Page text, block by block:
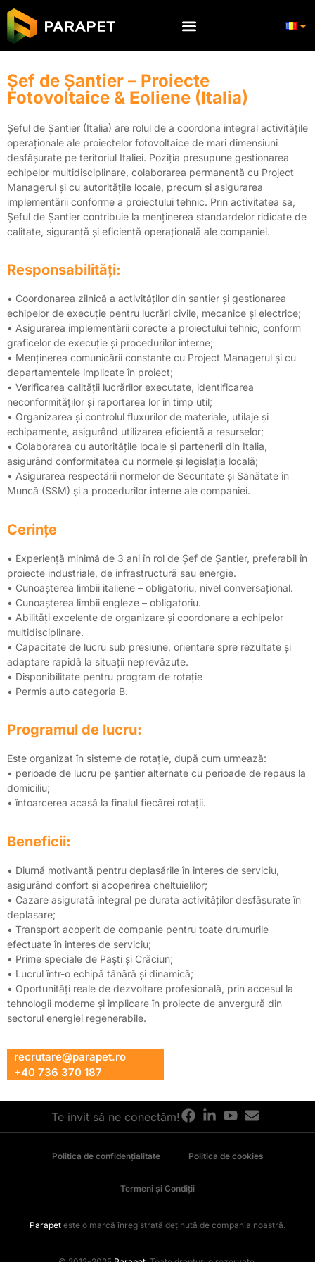
Șef de Șantier – Proiecte
Fotovoltaice & Eoliene (Italia)
Șeful de Șantier (Italia) are rolul de a coordona integral activitățile
operaționale ale proiectelor fotovoltaice de mari dimensiuni
desfășurate pe teritoriul Italiei. Poziția presupune gestionarea
echipelor multidisciplinare, colaborarea permanentă cu Project
Managerul și cu autoritățile locale, precum și asigurarea
implementării conforme a proiectului tehnic. Prin activitatea sa,
Șeful de Șantier contribuie la menținerea standardelor ridicate de
calitate, siguranță și eficiență operațională ale companiei.
Responsabilități:
• Coordonarea zilnică a activităților din șantier și gestionarea
echipelor de execuție pentru lucrări civile, mecanice și electrice;
• Asigurarea implementării corecte a proiectului tehnic, conform
graficelor de execuție și procedurilor interne;
• Menținerea comunicării constante cu Project Managerul și cu
departamentele implicate în proiect;
• Verificarea calității lucrărilor executate, identificarea
neconformităților și raportarea lor în timp util;
• Organizarea și controlul fluxurilor de materiale, utilaje și
echipamente, asigurând utilizarea eficientă a resurselor;
• Colaborarea cu autoritățile locale și partenerii din Italia,
asigurând conformitatea cu normele și legislația locală;
• Asigurarea respectării normelor de Securitate și Sănătate în
Muncă (SSM) și a procedurilor interne ale companiei.
Cerințe
• Experiență minimă de 3 ani în rol de Șef de Șantier, preferabil în
proiecte industriale, de infrastructură sau energie.
• Cunoașterea limbii italiene – obligatoriu, nivel conversațional.
• Cunoașterea limbii engleze – obligatoriu.
• Abilități excelente de organizare și coordonare a echipelor
multidisciplinare.
• Capacitate de lucru sub presiune, orientare spre rezultate și
adaptare rapidă la situații neprevăzute.
• Disponibilitate pentru program de rotație
• Permis auto categoria B.
Programul de lucru:
Este organizat în sisteme de rotație, după cum urmează:
• perioade de lucru pe șantier alternate cu perioade de repaus la
domiciliu;
• întoarcerea acasă la finalul fiecărei rotații.
Beneficii:
• Diurnă motivantă pentru deplasările în interes de serviciu,
asigurând confort și acoperirea cheltuielilor;
• Cazare asigurată integral pe durata activităților desfășurate în
deplasare;
• Transport acoperit de companie pentru toate drumurile
efectuate în interes de serviciu;
• Prime speciale de Paști și Crăciun;
• Lucrul într-o echipă tânără și dinamică;
• Oportunități reale de dezvoltare profesională, prin accesul la
tehnologii moderne și implicare în proiecte de anvergură din
sectorul energiei regenerabile.
recrutare@parapet.ro
+40 736 370 187
Te invit să ne conectăm!
Politica de confidențialitate Politica de cookies
Termeni și Condiții
Parapet este o marcă înregistrată deținută de compania noastră.